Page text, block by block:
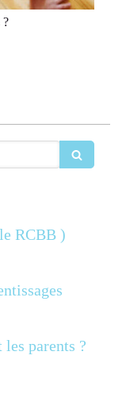
?
RCBB )
parents ?